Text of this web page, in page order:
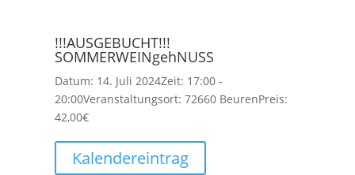
!!!AUSGEBUCHT!!!
SOMMERWEINgehNUSS
Datum: 14. Juli 2024Zeit: 17:00 -
20:00Veranstaltungsort: 72660 BeurenPreis:
42,00€
Kalendereintrag